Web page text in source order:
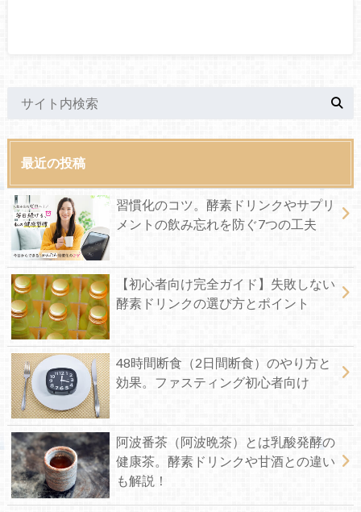
最近の投稿
習慣化のコツ。酵素ドリンクやサプリ
メントの飲み忘れを防ぐ7つの工夫
【初心者向け完全ガイド】失敗しない
酵素ドリンクの選び方とポイント
48時間断食（2日間断食）のやり方と
効果。ファスティング初心者向け
阿波番茶（阿波晩茶）とは乳酸発酵の
健康茶。酵素ドリンクや甘酒との違い
も解説！